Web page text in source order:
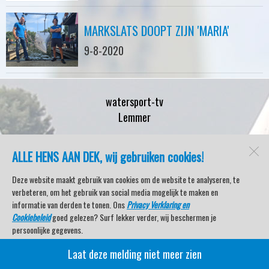
ALLE HENS AAN DEK, wij gebruiken cookies!
Deze website maakt gebruik van cookies om de website te analyseren, te
verbeteren, om het gebruik van social media mogelijk te maken en
informatie van derden te tonen. OnsPrivacy Verklaring en
Cookiebeleidgoed gelezen? Surf lekker verder, wij beschermen je
persoonlijke gegevens.
Veel kijkplezier met Watersport TV Beleving & Nieuws!
Laat deze melding niet meer zien
MARKSLATS DOOPT ZIJN 'MARIA'
9-8-2020
watersport-tv
Lemmer
Open desktopversie
SdH Vormgeving |Ziber DS4